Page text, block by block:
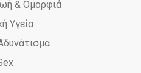
& Ομορφιά
Υγεία